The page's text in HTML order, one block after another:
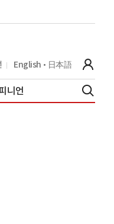
English 日本語
니언